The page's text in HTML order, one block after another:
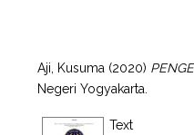
Aji, Kusuma (2020)
Negeri Yogyakarta.
Text